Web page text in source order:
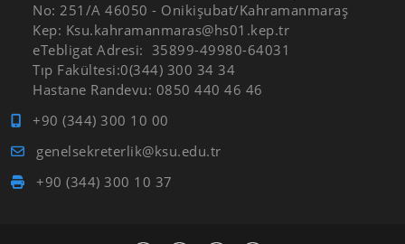
No: 251/A 46050 - Onikişubat/Kahramanmaraş
Kep: Ksu.kahramanmaras@hs01.kep.tr
eTebligat Adresi: 35899-49980-64031
Tıp Fakültesi:0(344) 300 34 34
Hastane Randevu: 0850 440 46 46
+90 (344) 300 10 00
genelsekreterlik@ksu.edu.tr
+90 (344) 300 10 37